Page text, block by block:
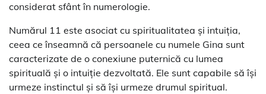
considerat sfânt în numerologie.
Numărul 11 este asociat cu spiritualitatea și intuiția,
ceea ce înseamnă că persoanele cu numele Gina sunt
caracterizate de o conexiune puternică cu lumea
spirituală și o intuiție dezvoltată. Ele sunt capabile să își
urmeze instinctul și să își urmeze drumul spiritual.